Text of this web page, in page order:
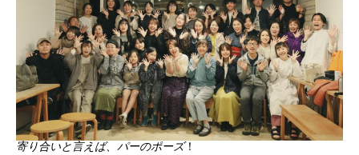
寄り合いと言えば、パーのポーズ！